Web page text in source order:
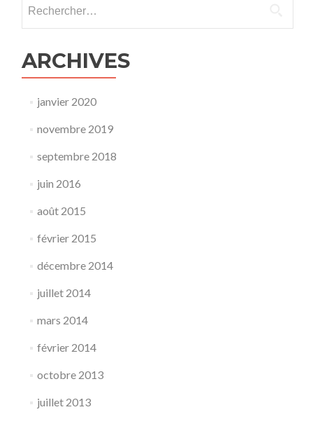
ARCHIVES
janvier 2020
novembre 2019
septembre 2018
juin 2016
août 2015
février 2015
décembre 2014
juillet 2014
mars 2014
février 2014
octobre 2013
juillet 2013